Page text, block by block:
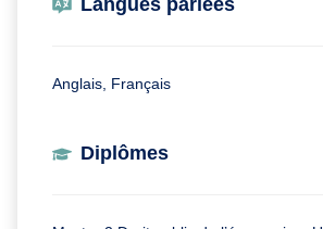
Langues parlées
Anglais, Français
Diplômes